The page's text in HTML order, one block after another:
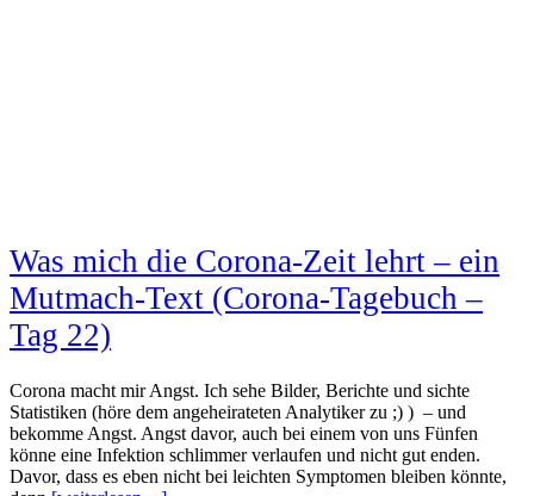
Was mich die Corona-Zeit lehrt – ein
Mutmach-Text (Corona-Tagebuch –
Tag 22)
Corona macht mir Angst. Ich sehe Bilder, Berichte und sichte
Statistiken (höre dem angeheirateten Analytiker zu ;) ) – und
bekomme Angst. Angst davor, auch bei einem von uns Fünfen
könne eine Infektion schlimmer verlaufen und nicht gut enden.
Davor, dass es eben nicht bei leichten Symptomen bleiben könnte,